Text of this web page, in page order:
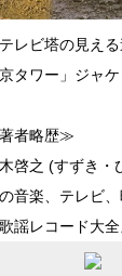
テレビ塔の見え
タワー」ジャ
者略歴≫
啓之 (すずき・
音楽、テレビ
謡レコード大